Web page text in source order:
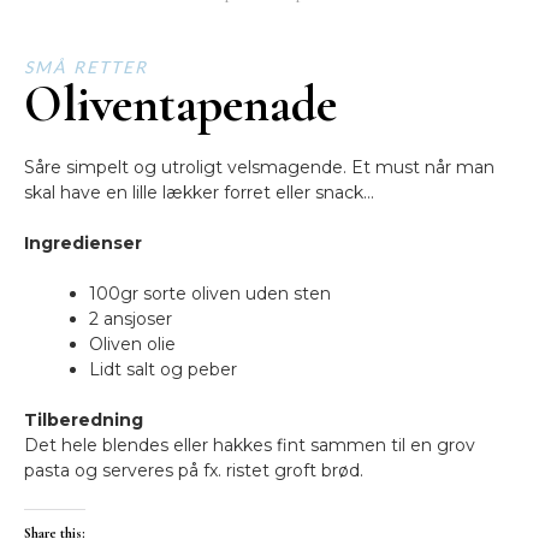
SMÅ RETTER
Oliventapenade
Såre simpelt og utroligt velsmagende. Et must når man
skal have en lille lækker forret eller snack…
Ingredienser
100gr sorte oliven uden sten
2 ansjoser
Oliven olie
Lidt salt og peber
Tilberedning
Det hele blendes eller hakkes fint sammen til en grov
pasta og serveres på fx. ristet groft brød.
Share this: